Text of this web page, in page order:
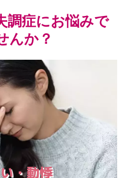
調症にお悩みで
んか？
・動悸